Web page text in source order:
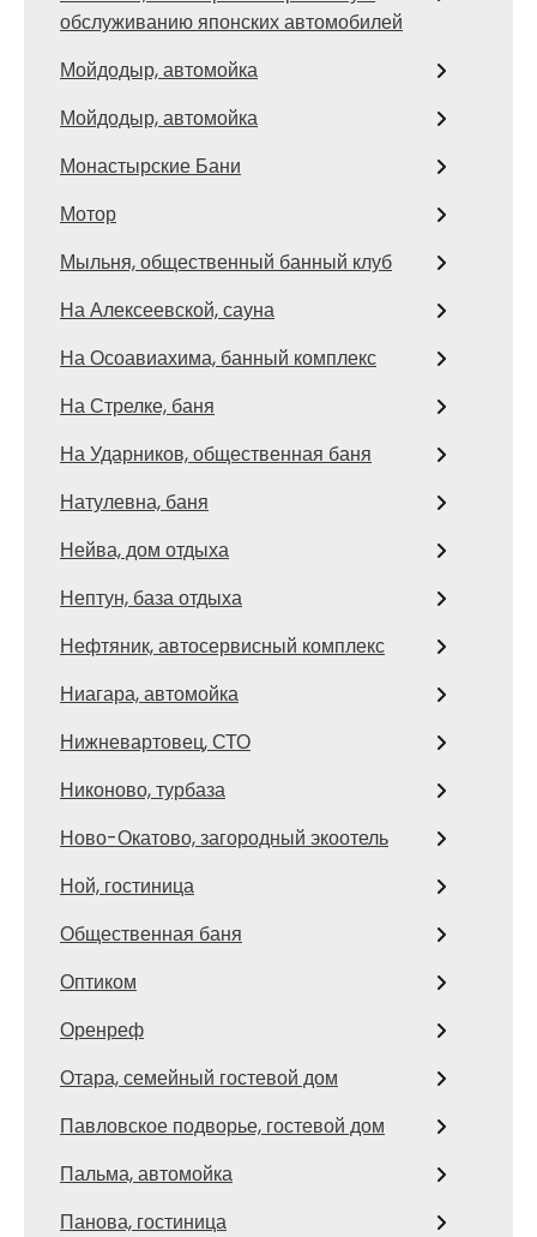
обслуживанию японских автомобилей
Мойдодыр, автомойка
Мойдодыр, автомойка
Монастырские Бани
Мотор
Мыльня, общественный банный клуб
На Алексеевской, сауна
На Осоавиахима, банный комплекс
На Стрелке, баня
На Ударников, общественная баня
Натулевна, баня
Нейва, дом отдыха
Нептун, база отдыха
Нефтяник, автосервисный комплекс
Ниагара, автомойка
Нижневартовец, СТО
Никоново, турбаза
Ново-Окатово, загородный экоотель
Ной, гостиница
Общественная баня
Оптиком
Оренреф
Отара, семейный гостевой дом
Павловское подворье, гостевой дом
Пальма, автомойка
Панова, гостиница